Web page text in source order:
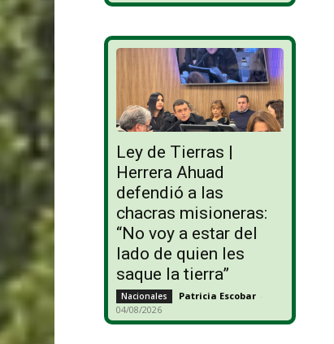
Ley de Tierras |
Herrera Ahuad
defendió a las
chacras misioneras:
“No voy a estar del
lado de quien les
saque la tierra”
Nacionales Patricia Escobar -
04/08/2026